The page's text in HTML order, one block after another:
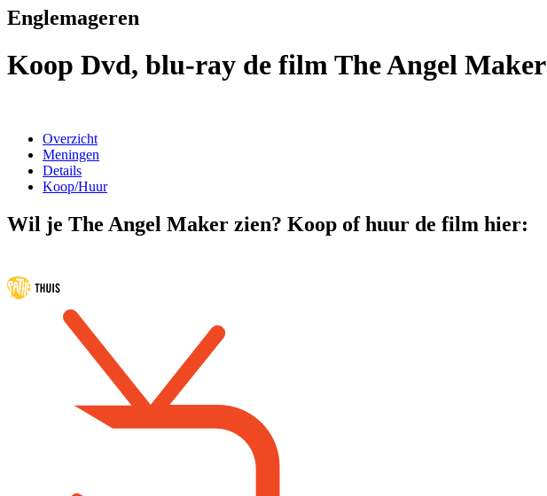
Englemageren
Koop Dvd, blu-ray de film The Angel Maker
Overzicht
Meningen
Details
Koop/Huur
Wil je The Angel Maker zien? Koop of huur de film hier: